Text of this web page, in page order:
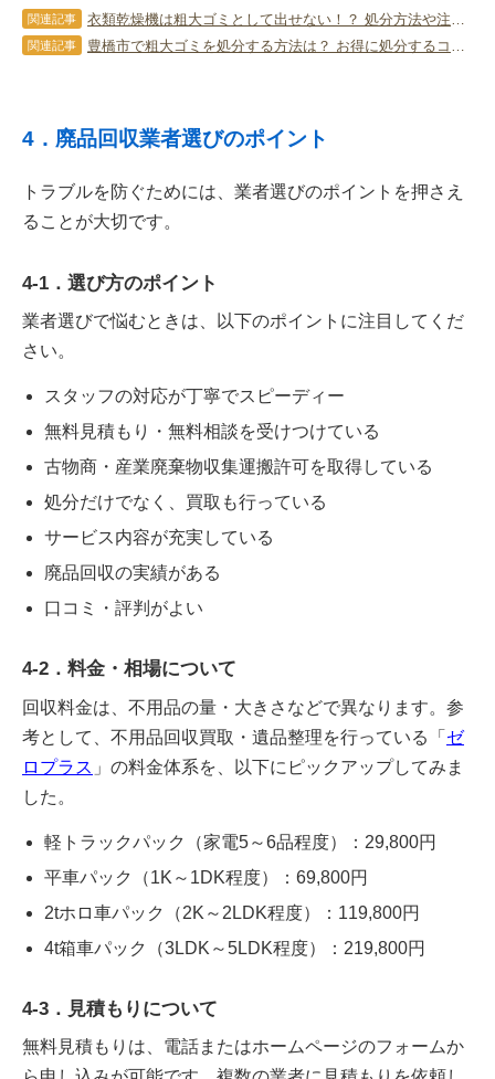
関連記事
関連記事
4．廃品回収業者選びのポイント
トラブルを防ぐためには、業者選びのポイントを押さえ
ることが大切です。
4-1．選び方のポイント
業者選びで悩むときは、以下のポイントに注目してくだ
さい。
スタッフの対応が丁寧でスピーディー
無料見積もり・無料相談を受けつけている
古物商・産業廃棄物収集運搬許可を取得している
処分だけでなく、買取も行っている
サービス内容が充実している
廃品回収の実績がある
口コミ・評判がよい
4-2．料金・相場について
回収料金は、不用品の量・大きさなどで異なります。参
考として、不用品回収買取・遺品整理を行っている「 ゼ
ロプラス 」の料金体系を、以下にピックアップしてみま
した。
軽トラックパック（家電5～6品程度）：29,800円
平車パック（1K～1DK程度）：69,800円
2tホロ車パック（2K～2LDK程度）：119,800円
4t箱車パック（3LDK～5LDK程度）：219,800円
4-3．見積もりについて
無料見積もりは、電話またはホームページのフォームか